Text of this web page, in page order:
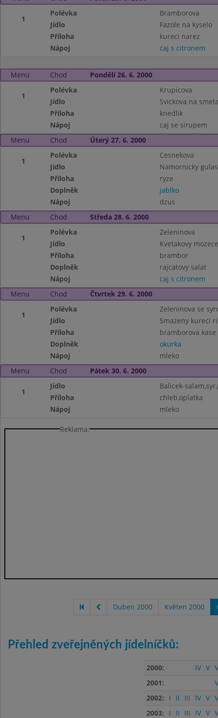
1
Polévka
Bramborova
Jídlo
Fazole na kyselo
Příloha
kureci narez
Nápoj
caj s citronem
Menu Chod Pondělí 26. 6. 2000
1
Polévka
Krupicova
Jídlo
Svickova na
Příloha
knedlik
Nápoj
caj se sirupem
Menu
Chod Úterý 27. 6. 2000
1
Polévka
Cesnekova
Jídlo
Namornicky gulas
Příloha
ryze
Doplněk
jablko
Nápoj
dzus
Menu
Chod Středa 28. 6. 2000
1
Polévka
Zeleninova
Jídlo
Kvetakovy
Příloha
brambor
Doplněk
rajcatovy salat
Nápoj
caj s citronem
Menu
Chod Čtvrtek 29. 6. 2000
1
Polévka
Zeleninova se
Jídlo
Smazeny kureci
Příloha
bramborova kase
Doplněk
okurka
Nápoj
mleko
Menu
Chod Pátek 30. 6. 2000
1
Jídlo
Balicek-
Příloha
chleb,oplatka
Nápoj
mleko
Reklama:
Duben 2000 Květen 2000
Přehled zveřejněných jídelníčků:
2000: IV V
2001:
2002:
I II III IV V
2003:
I II III IV V